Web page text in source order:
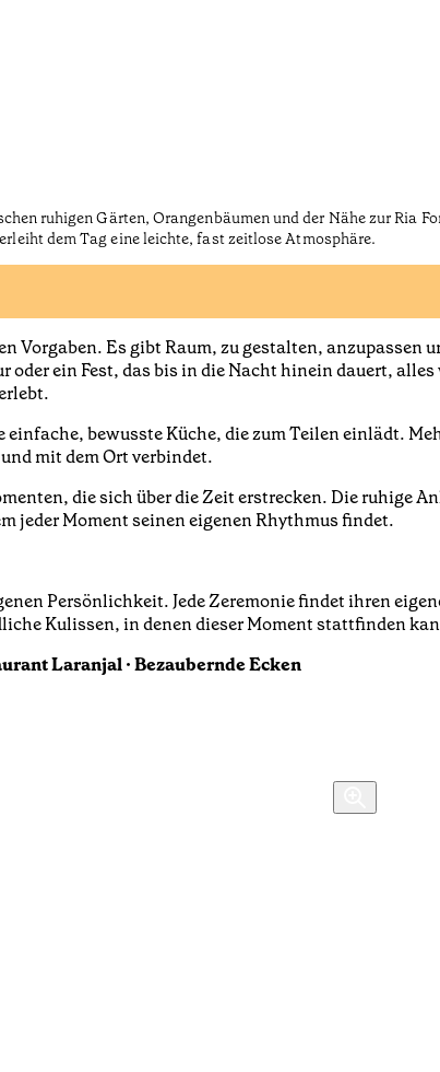
ruhigen Gärten, Orangenbäumen und der Nähe zur Ria
dem Tag eine leichte, fast zeitlose Atmosphäre.
Vorgaben. Es gibt Raum, zu gestalten, anzupassen
oder ein Fest, das bis in die Nacht hinein dauert,
bewusste Küche, die zum Teilen einlädt.
mit dem Ort verbindet.
die sich über die Zeit erstrecken. Die ruhige
jeder Moment seinen eigenen Rhythmus findet.
Persönlichkeit. Jede Zeremonie findet ihren
Kulissen, in denen dieser Moment stattfinden
Laranjal · Bezaubernde Ecken